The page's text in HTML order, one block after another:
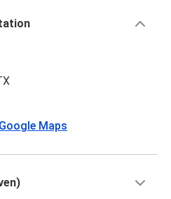
Maps